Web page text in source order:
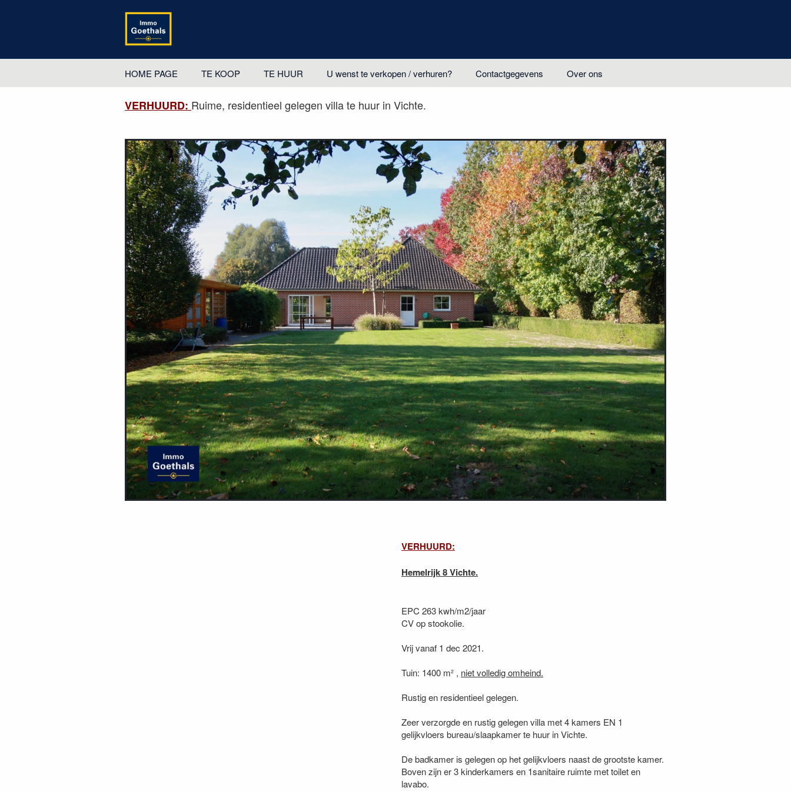
HOME PAGE TE KOOP TE HUUR U wenst te verkopen / verhuren? Contactgegevens Over ons
VERHUURD: Ruime, residentieel gelegen villa te huur in Vichte.
VERHUURD:
Hemelrijk 8 Vichte.
EPC 263 kwh/m2/jaar
CV op stookolie.
Vrij vanaf 1 dec 2021.
Tuin: 1400 m² , niet volledig omheind.
Rustig en residentieel gelegen.
Zeer verzorgde en rustig gelegen villa met 4 kamers EN 1
gelijkvloers bureau/slaapkamer te huur in Vichte.
De badkamer is gelegen op het gelijkvloers naast de grootste kamer.
Boven zijn er 3 kinderkamers en 1sanitaire ruimte met toilet en
lavabo.